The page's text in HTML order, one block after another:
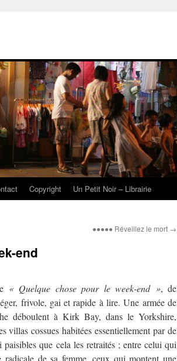
Copyright Un Petit Noir – Librairie
●●●●● Réveillez le mort →
end
« Quelque chose pour le week-end », de
frivole, gai et rapide à lire. Une armée de
déboulent à Kirk Bay, dans le Yorkshire,
villas cossues habitées essentiellement par de
que cela les retraités ; entre celui qui
radicale de sa femme, ceux qui montent une